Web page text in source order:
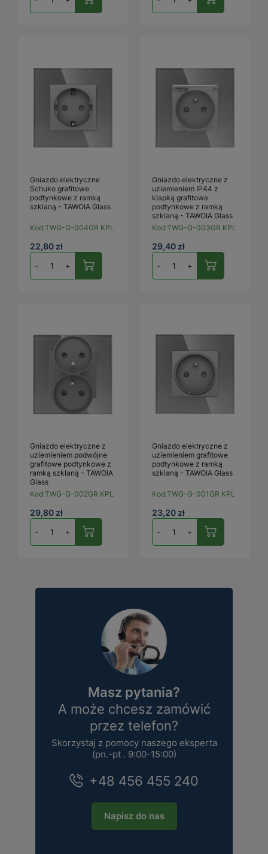
Gniazdo elektryczne
Schuko grafitowe
podtynkowe z ramką
szklaną - TAWOIA Glass
Kod:TWG-G-004GR KPL
22,80 zł
- +
Gniazdo elektryczne z
uziemieniem IP44 z
klapką grafitowe
podtynkowe z ramką
szklaną - TAWOIA Glass
Kod:TWG-G-003GR KPL
29,40 zł
- +
Gniazdo elektryczne z
uziemieniem podwójne
grafitowe podtynkowe z
ramką szklaną - TAWOIA
Glass
Kod:TWG-G-002GR KPL
29,80 zł
- +
Gniazdo elektryczne z
uziemieniem grafitowe
podtynkowe z ramką
szklaną - TAWOIA Glass
Kod:TWG-G-001GR KPL
23,20 zł
- +
Masz pytania?
A może chcesz zamówić
przez telefon?
Skorzystaj z pomocy naszego eksperta
(pn.-pt . 9:00-15:00)
+48 456 455 240
Napisz do nas